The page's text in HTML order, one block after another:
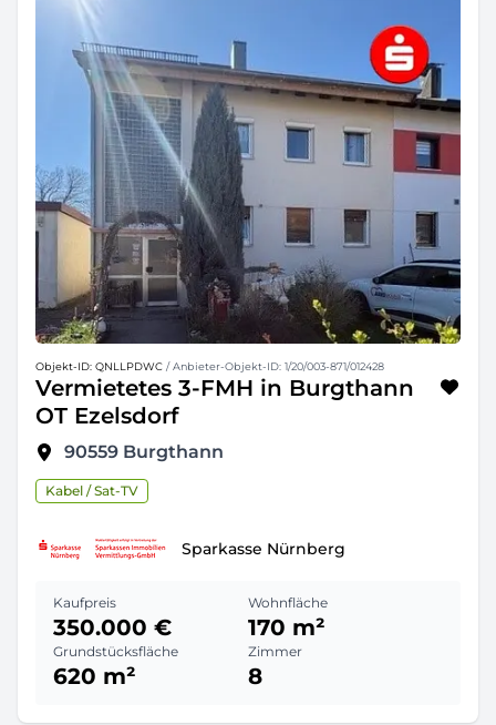
Objekt-ID: QNLLPDWC / Anbieter-Objekt-ID: 1/20/003-871/012428
Vermietetes 3-FMH in Burgthann
OT Ezelsdorf
90559 Burgthann
Kabel / Sat-TV
Sparkasse Nürnberg
Kaufpreis
350.000 €
Wohnfläche
170 m²
Grundstücksfläche
620 m²
Zimmer
8